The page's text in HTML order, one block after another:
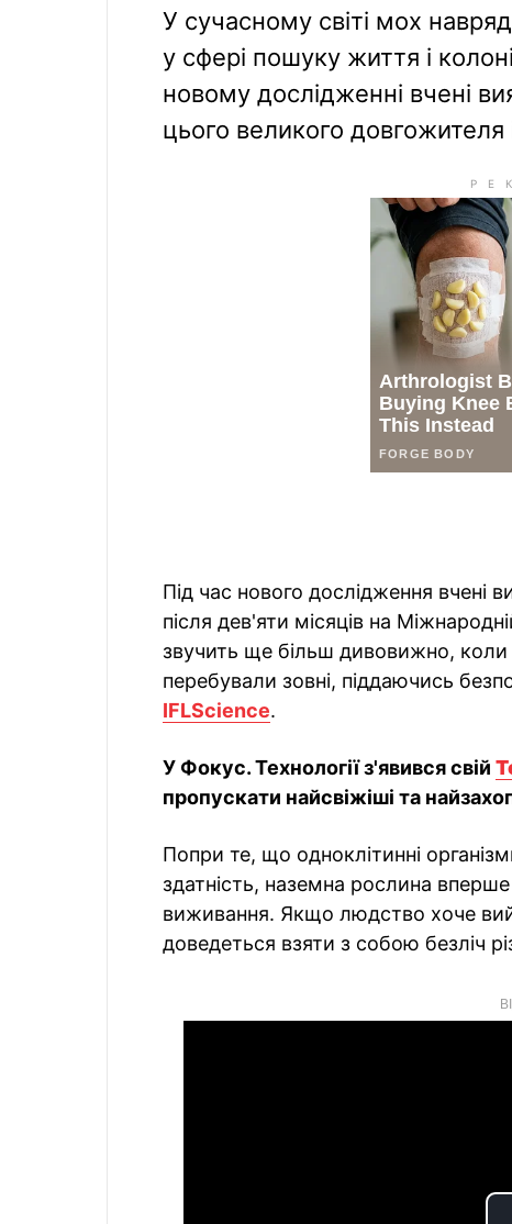
У сучасному світі мох
у сфері пошуку життя і
новому дослідженні вчені
цього великого довгожителя
Під час нового дослідження вчені
після дев'яти місяців на
звучить ще більш дивовижно,
перебували зовні, піддаючись
IFLScience.
У Фокус. Технології з'явився свій
пропускати найсвіжіші та
Попри те, що одноклітинні
здатність, наземна рослина
виживання. Якщо людство хоче
доведеться взяти з собою безліч